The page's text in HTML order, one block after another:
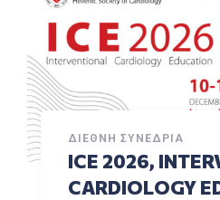
ΔΙΕΘΝΉ ΣΥΝΈΔΡΙΑ
ICE 2026,
CARDIOLOGY